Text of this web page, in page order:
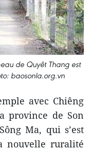
de Quyêt Thang est
baosonla.org.vn
avec Chiêng
province de Son
Ma, qui s’est
nouvelle ruralité